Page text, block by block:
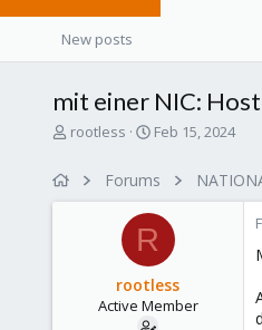
New posts
mit einer NIC:
Trootless
S
r
t
d
a
t
e
Feb 15, 2024
Forums
R
rootless
Active Member